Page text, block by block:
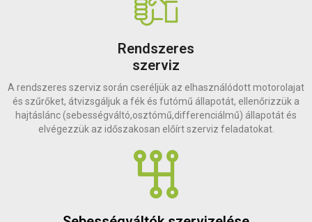
Rendszeres
szerviz
A rendszeres szerviz során cseréljük az elhasználódott motorolajat
és szűrőket, átvizsgáljuk a fék és futómű állapotát, ellenőrizzük a
hajtáslánc (sebességváltó,osztómű,differenciálmű) állapotát és
elvégezzük az időszakosan előírt szerviz feladatokat.